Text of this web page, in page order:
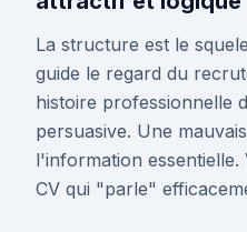
La structure est le
guide le regard du
histoire professionnelle
persuasive. Une
l'information
CV qui "parle"